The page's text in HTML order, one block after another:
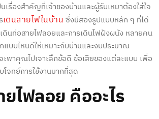
เรื่องสำคัญที่เจ้าของบ้านและผู้รับเหมาต้องใส่ใจ
เดินสายไฟในบ้านซึ่งมีสองรูปแบบหลัก ๆ ที่ได้
เดินท่อสายไฟลอยและการเดินไฟฝังผนัง หลายคน
แบบไหนดีให้เหมาะกับบ้านและงบประมาณ
พาคุณไปเจาะลึกข้อดี ข้อเสียของแต่ละแบบ เพื่อ
จทย์การใช้งานมากที่สุด
ไฟลอยคืออะไร